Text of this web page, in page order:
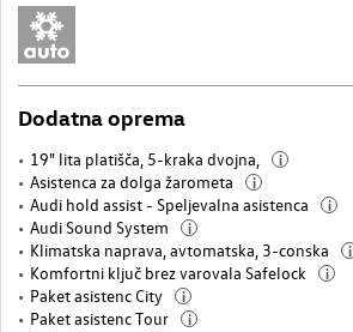
Dodatna oprema
19" lita platišča, 5-kraka dvojna, i
Asistenca za dolga žarometa i
Audi hold assist - Speljevalna asistenca i
Audi Sound System i
Klimatska naprava, avtomatska, 3-conska i
Komfortni ključ brez varovala Safelock i
Paket asistenc City i
Paket asistenc Tour i